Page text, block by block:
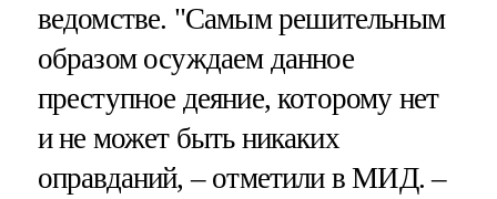
ведомстве. "Самым решительным
образом осуждаем данное
преступное деяние, которому нет
и не может быть никаких
оправданий, – отметили в МИД. –